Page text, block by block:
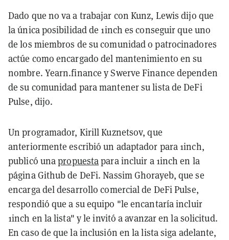
Dado que no va a trabajar con Kunz, Lewis dijo que
la única posibilidad de 1inch es conseguir que uno
de los miembros de su comunidad o patrocinadores
actúe como encargado del mantenimiento en su
nombre. Yearn.finance y Swerve Finance dependen
de su comunidad para mantener su lista de DeFi
Pulse, dijo.
Un programador, Kirill Kuznetsov, que
anteriormente escribió un adaptador para 1inch,
publicó unapropuestapara incluir a 1inch en la
página Github de DeFi. Nassim Ghorayeb, que se
encarga del desarrollo comercial de DeFi Pulse,
respondió que a su equipo "le encantaría incluir
1inch en la lista" y le invitó a avanzar en la solicitud.
En caso de que la inclusión en la lista siga adelante,